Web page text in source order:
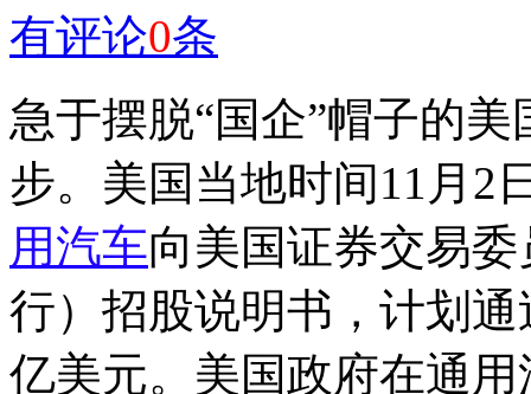
有评论0条
急于摆脱“国企”帽子的美
步。美国当地时间11月2
用汽车向美国证券交易
行）招股说明书，计划
亿美元。美国政府在通